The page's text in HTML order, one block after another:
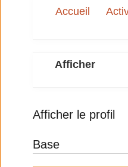
Accueil
Afficher
Afficher le profil
Base